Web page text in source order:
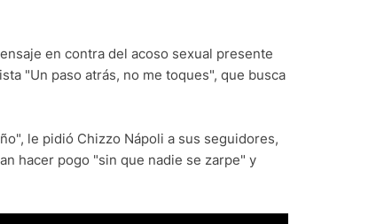
en contra del acoso sexual presente
"Un paso atrás, no me toques", que busca
le pidió Chizzo Nápoli a sus seguidores,
hacer pogo "sin que nadie se zarpe" y